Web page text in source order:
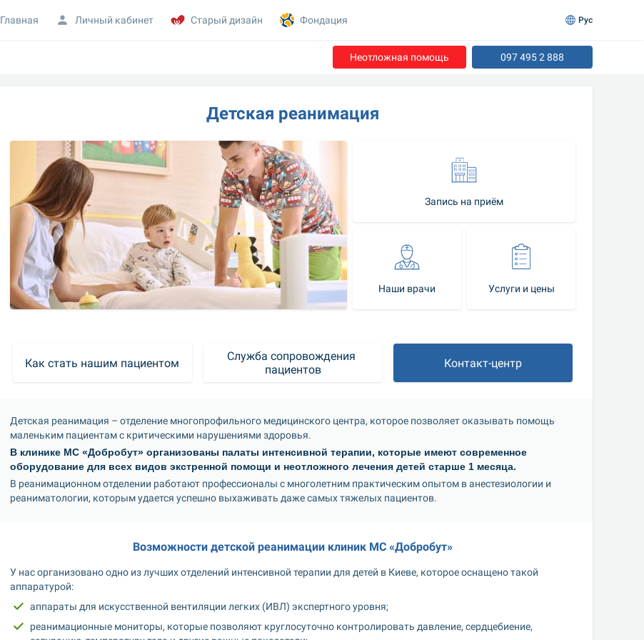
Неотложная помощь 097 495 2 888
Детская реанимация
Запись на приём
Наши врачи Услуги и цены
Как стать нашим пациентом
Служба сопровождения
пациентов
Контакт-центр
Детская реанимация – отделение многопрофильного медицинского центра, которое позволяет оказывать помощь
маленьким пациентам с критическими нарушениями здоровья.
В клинике МС «Добробут» организованы палаты интенсивной терапии, которые имеют современное
оборудование для всех видов экстренной помощи и неотложного лечения детей старше 1 месяца.
В реанимационном отделении работают профессионалы с многолетним практическим опытом в анестезиологии и
реаниматологии, которым удается успешно выхаживать даже самых тяжелых пациентов.
Возможности детской реанимации клиник МС «Добробут»
У нас организовано одно из лучших отделений интенсивной терапии для детей в Киеве, которое оснащено такой
аппаратурой:
аппараты для искусственной вентиляции легких (ИВЛ) экспертного уровня;
реанимационные мониторы, которые позволяют круглосуточно контролировать давление, сердцебиение,
Главная Личный кабинет Старый дизайн Фондация Рус